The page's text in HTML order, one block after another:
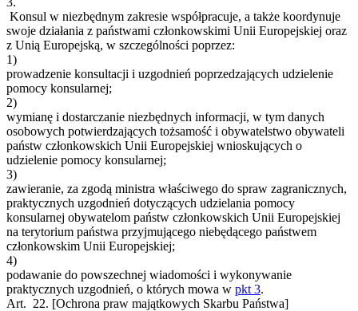
Konsul w niezbędnym zakresie współpracuje, a także koordynuje
swoje działania z państwami członkowskimi Unii Europejskiej oraz
z Unią Europejską, w szczególności poprzez:
1)
prowadzenie konsultacji i uzgodnień poprzedzających udzielenie
pomocy konsularnej;
2)
wymianę i dostarczanie niezbędnych informacji, w tym danych
osobowych potwierdzających tożsamość i obywatelstwo obywateli
państw członkowskich Unii Europejskiej wnioskujących o
udzielenie pomocy konsularnej;
3)
zawieranie, za zgodą ministra właściwego do spraw zagranicznych,
praktycznych uzgodnień dotyczących udzielania pomocy
konsularnej obywatelom państw członkowskich Unii Europejskiej
na terytorium państwa przyjmującego niebędącego państwem
członkowskim Unii Europejskiej;
4)
podawanie do powszechnej wiadomości i wykonywanie
praktycznych uzgodnień, o których mowa w pkt 3.
Art. 22. [Ochrona praw majątkowych Skarbu Państwa]